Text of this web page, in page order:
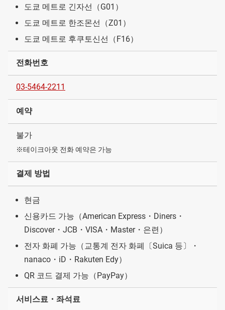
도쿄 메트로 긴자선（G01）
도쿄 메트로 한조몬선（Z01）
도쿄 메트로 후쿠토신선（F16）
전화번호
03-5464-2211
예약
불가
※테이크아웃 전화 예약은 가능
결제 방법
현금
신용카드 가능（American Express・Diners・
Discover・JCB・VISA・Master・은련）
전자 화폐 가능（교통계 전자 화폐〔Suica 등〕・
nanaco・iD・Rakuten Edy）
QR 코드 결제 가능（PayPay）
서비스료・좌석료